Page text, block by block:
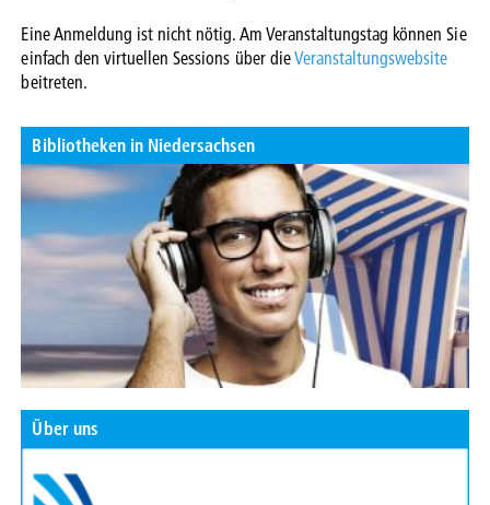
Eine Anmeldung ist nicht nötig. Am Veranstaltungstag können Sie
einfach den virtuellen Sessions über dieVeranstaltungswebsite
beitreten.
Bibliotheken in Niedersachsen
Über uns